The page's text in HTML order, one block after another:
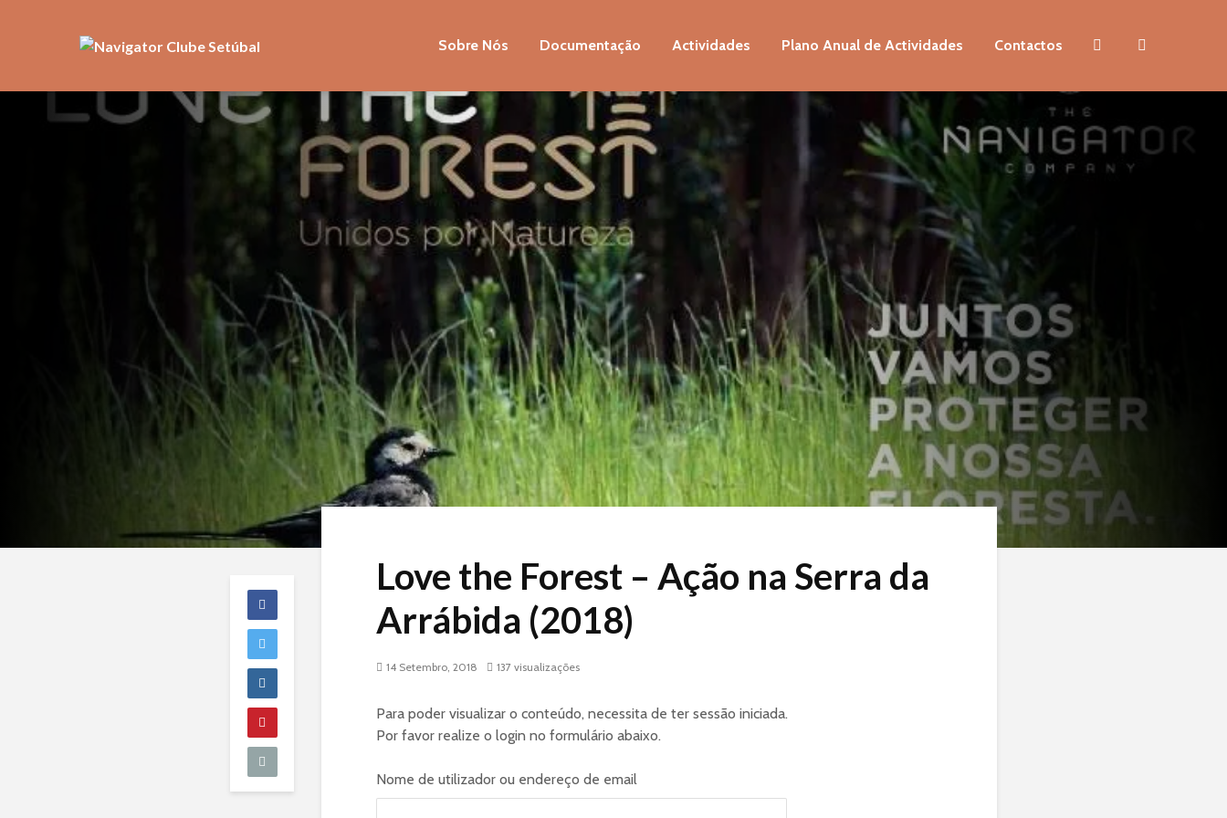
Sobre Nós Documentação Actividades Plano Anual de Actividades Contactos
Love the Forest – Ação na Serra da
Arrábida (2018)
14 Setembro, 2018 137 visualizações
Para poder visualizar o conteúdo, necessita de ter sessão iniciada.
Por favor realize o login no formulário abaixo.
Nome de utilizador ou endereço de email